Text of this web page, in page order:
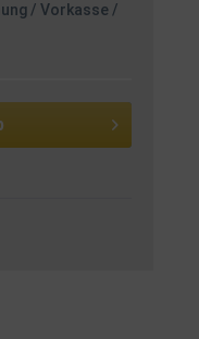
/ Vorkasse /